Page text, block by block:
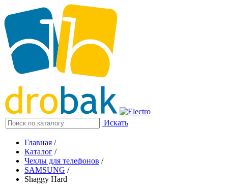
Искать
Главная /
Каталог /
Чехлы для телефонов /
SAMSUNG /
Shaggy Hard